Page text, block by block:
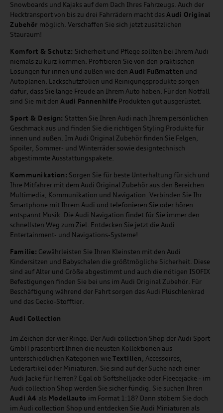
Snowboards und Kajaks auf dem Dach Ihres Fahrzeugs. Auch der
Hecktransport von bis zu drei Fahrrädern macht das Audi Original
Zubehör möglich. Verschaffen Sie sich jetzt zusätzlichen
Stauraum!
Komfort & Schutz: Sicherheit und Pflege sollten bei Ihrem Audi
niemals zu kurz kommen. Profitieren Sie von den praktischen
Lösungen für innen und außen wie den Audi Fußmatten und
Autoplanen. Lackschutzfolien und Reinigungsprodukte sorgen
dafür, dass Sie lange Freude an Ihrem Auto haben. Für den Notfall
sind Sie mit den Audi Pannenhilfe Produkten gut ausgerüstet.
Sport & Design: Statten Sie Ihren Audi nach Ihrem persönlichen
Geschmack aus und finden Sie die richtigen Styling Produkte für
innen und außen. Im Audi Original Zubehör finden Sie Felgen,
Spoiler, Sommer- und Winterräder sowie designtechnisch
abgestimmte Ausstattungspakete.
Kommunikation: Sorgen Sie für beste Unterhaltung für sich und
Ihre Mitfahrer mit dem Audi Original Zubehör aus den Bereichen
Multimedia, Kommunikation und Navigation. Verbinden Sie Ihr
Smartphone mit Ihrem Audi und telefonieren Sie oder hören
entspannt Musik. Die Audi Navigation findet für Sie immer den
schnellsten Weg zum Ziel. Entdecken Sie jetzt die Audi
Entertainment- und Navigations-Systeme!
Familie: Gewährleisten Sie Ihren Kleinsten mit den Audi
Kindersitzen und Babyschalen die größtmögliche Sicherheit. Diese
sind auf Alter und Größe abgestimmt und auch die nötigen ISOFIX
Befestigungen finden Sie bei uns im Audi Original Zubehör. Für
Beschäftigung während der Fahrt sorgen das Audi Plüschlenkrad
und das Gecko-Stofftier.
Audi Collection
Im Zeichen der vier Ringe: Der Audi collection Shop der Audi Sport
GmbH präsentiert Ihnen die neusten Kollektionen aus
unterschiedlichen Kategorien wie Textilien , Accessoires,
Lederartikel oder Miniaturen. Sie sind auf der Suche nach einer
Audi Jacke für Herren? Egal ob Softshelljacke oder Fleecejacke - im
Audi collection Shop werden Sie sicher fündig. Sie suchen Ihren
Audi A4 als Modellauto im Format 1:18? Dann stöbern Sie doch
im Audi collection Shop und entdecken Sie Audi Miniaturen als